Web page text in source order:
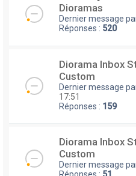
Dioramas
Dernier message
Réponses : 520
Diorama Inbox
Custom
Dernier message
17:51
Réponses : 159
Diorama Inbox
Custom
Dernier message